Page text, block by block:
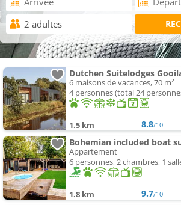
Dutchen Suitelodges
6 maisons de vacances, 70 m²
4 personnes (total 24
1.5 km 8.8/10
Appartement
6 personnes, 2 chambres, 1
1.8 km 9.7/10